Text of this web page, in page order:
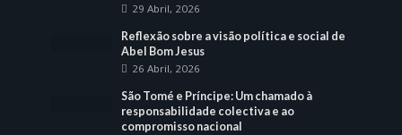
29 Abril, 2026
Reflexão sobre a visão política e social de
Abel Bom Jesus
26 Abril, 2026
São Tomé e Príncipe: Um chamado à
responsabilidade colectiva e ao
compromisso nacional